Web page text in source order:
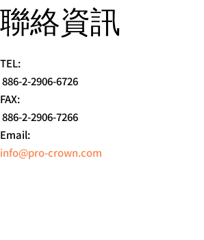
​聯絡資訊
TEL:
886-2-2906-6726
FAX:
886-2-2906-7266
Email:
info@pro-crown.com